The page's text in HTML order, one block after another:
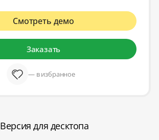
Смотреть демо
Заказать
— в избранное
Версия для десктопа